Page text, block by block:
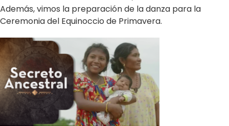
Además, vimos la preparación de la danza para la
Ceremonia del Equinoccio de Primavera.